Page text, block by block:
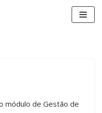
módulo de Gestão de